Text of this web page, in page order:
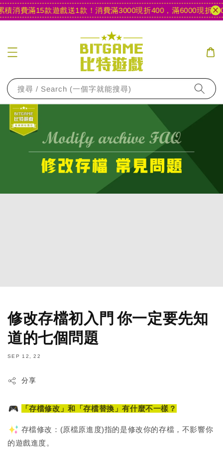
消費滿15款遊戲送1款！ 消費滿3000現折400，滿6000現折
搜尋 / Search (一個字就能搜尋)
修改存檔初入門 你一定要先知
道的七個問題
SEP 12, 22
分享
「存檔修改」和「存檔替換」有什麼不一樣？
存檔修改：(原檔原進度)指的是修改你的存檔，不影響你
的遊戲進度。